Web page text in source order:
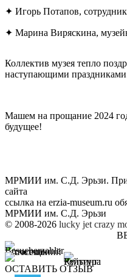
✦ Игорь Потапов,
✦ Марина Виряскина,
Коллектив музея тепло
наступающими
Машем на прощание 2024
будущее!
МРМИИ им. С.Д. Эрьзи. При
сайта
ссылка на erzia-museum.ru
МРМИИ им. С.Д. Эрьзи
© 2008-2026 lucky jet crazy
ОСТАВИТЬ ОТЗЫВ